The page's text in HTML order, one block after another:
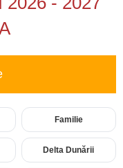
Familie
Delta Dunării